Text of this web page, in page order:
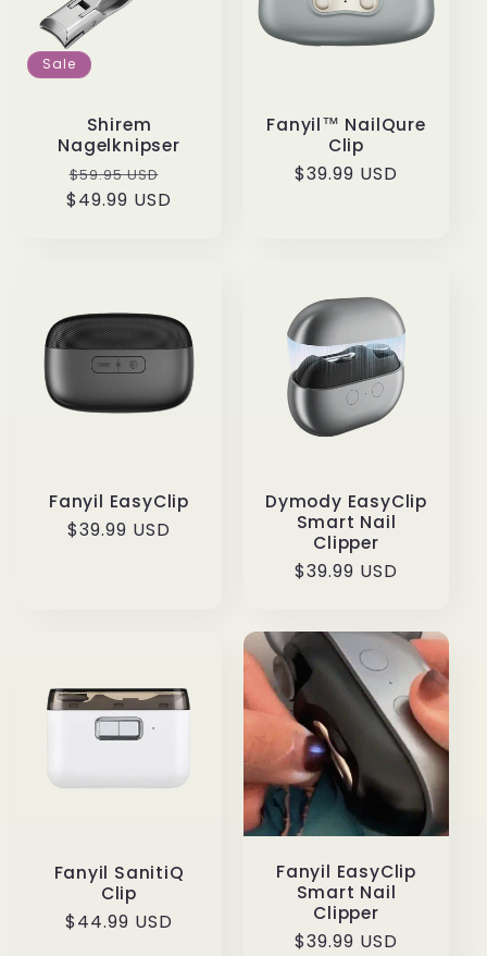
Sale
Shirem
Nagelknipser
Normaler
Preis
$59.95 USD
Verkaufspreis
$49.99 USD
Fanyil™ NailQure
Clip
Normaler
$39.99 USD
Fanyil EasyClip
Normaler
$39.99 USD
Dymody EasyClip
Smart Nail
Clipper
Normaler
$39.99 USD
Fanyil SanitiQ
Clip
Normaler
$44.99 USD
Fanyil EasyClip
Smart Nail
Clipper
Normaler
$39.99 USD